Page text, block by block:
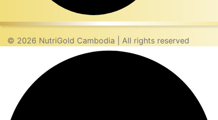
© 2026 NutriGold Cambodia | All rights reserved